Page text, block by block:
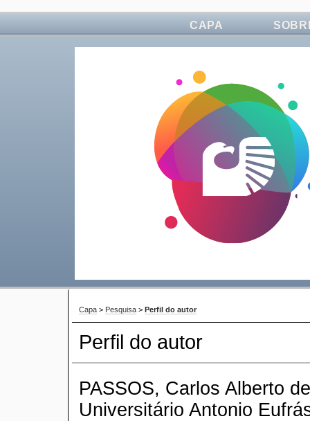
CAPA
Capa > Pesquisa > Perfil do autor
Perfil do autor
PASSOS, Carlos Alberto
Universitário Antonio